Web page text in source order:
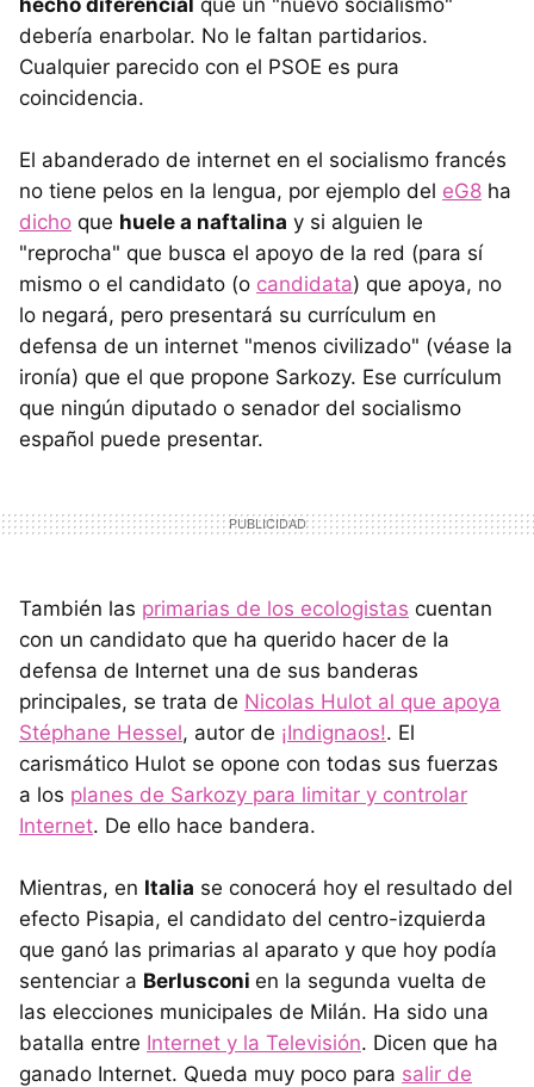
hecho diferencial que un "nuevo socialismo"
debería enarbolar. No le faltan partidarios.
Cualquier parecido con el PSOE es pura
coincidencia.
El abanderado de internet en el socialismo francés
no tiene pelos en la lengua, por ejemplo del eG8 ha
dicho que huele a naftalina y si alguien le
"reprocha" que busca el apoyo de la red (para sí
mismo o el candidato (o candidata) que apoya, no
lo negará, pero presentará su currículum en
defensa de un internet "menos civilizado" (véase la
ironía) que el que propone Sarkozy. Ese currículum
que ningún diputado o senador del socialismo
español puede presentar.
También las primarias de los ecologistas cuentan
con un candidato que ha querido hacer de la
defensa de Internet una de sus banderas
principales, se trata de Nicolas Hulot al que apoya
Stéphane Hessel, autor de ¡Indignaos!. El
carismático Hulot se opone con todas sus fuerzas
a los planes de Sarkozy para limitar y controlar
Internet. De ello hace bandera.
Mientras, en Italia se conocerá hoy el resultado del
efecto Pisapia, el candidato del centro-izquierda
que ganó las primarias al aparato y que hoy podía
sentenciar a Berlusconi en la segunda vuelta de
las elecciones municipales de Milán. Ha sido una
batalla entre Internet y la Televisión. Dicen que ha
ganado Internet. Queda muy poco para salir de